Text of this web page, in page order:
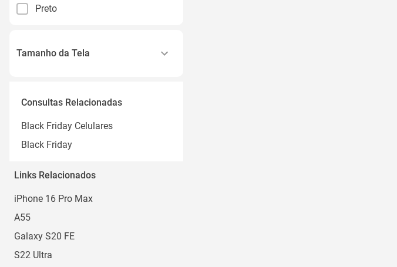
Preto
Tamanho da Tela
Consultas Relacionadas
Black Friday Celulares
Black Friday
Links Relacionados
iPhone 16 Pro Max
A55
Galaxy S20 FE
S22 Ultra